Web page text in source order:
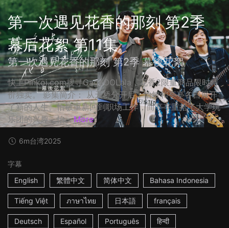
第一次遇见花香的那刻 第2季
幕后花絮 第11集
第一次遇見花香的那刻 第2季 幕後花絮
快上Pinkoi.com搜寻GagaOOLala，花香2限量商品限时特
价独卖。 影集简介： 从天桥分开后，怡敏和亭亭各自展开
了新的人生。怡敏重新回到职场工作，而亭亭重拾了大学玩
乐团的兴趣，怡... More
6m台湾2025
字幕
English
繁體中文 简体中文 Bahasa Indonesia
Tiếng Việt ภาษาไทย 日本語 français
Deutsch Español Português हिन्दी